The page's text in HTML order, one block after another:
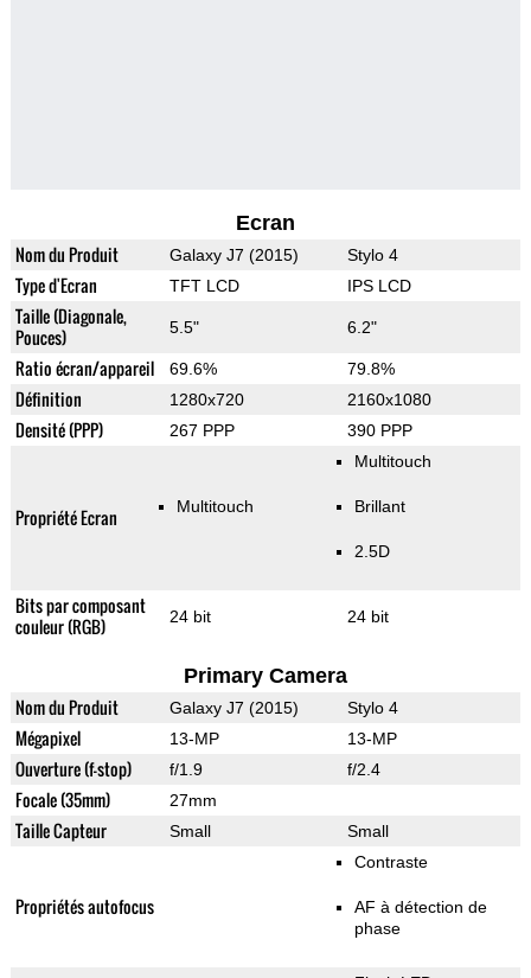
Ecran
Nom du Produit Galaxy J7 (2015) Stylo 4
Type d'Ecran TFT LCD IPS LCD
Taille (Diagonale,
Pouces)
5.5" 6.2"
Ratio écran/appareil 69.6% 79.8%
Définition 1280x720 2160x1080
Densité (PPP) 267 PPP 390 PPP
Propriété Ecran Multitouch
Multitouch
Brillant
2.5D
Bits par composant
couleur (RGB)
24 bit 24 bit
Primary Camera
Nom du Produit Galaxy J7 (2015) Stylo 4
Mégapixel 13-MP 13-MP
Ouverture (f-stop) f/1.9 f/2.4
Focale (35mm) 27mm
Taille Capteur Small Small
Propriétés autofocus
Contraste
AF à détection de
phase